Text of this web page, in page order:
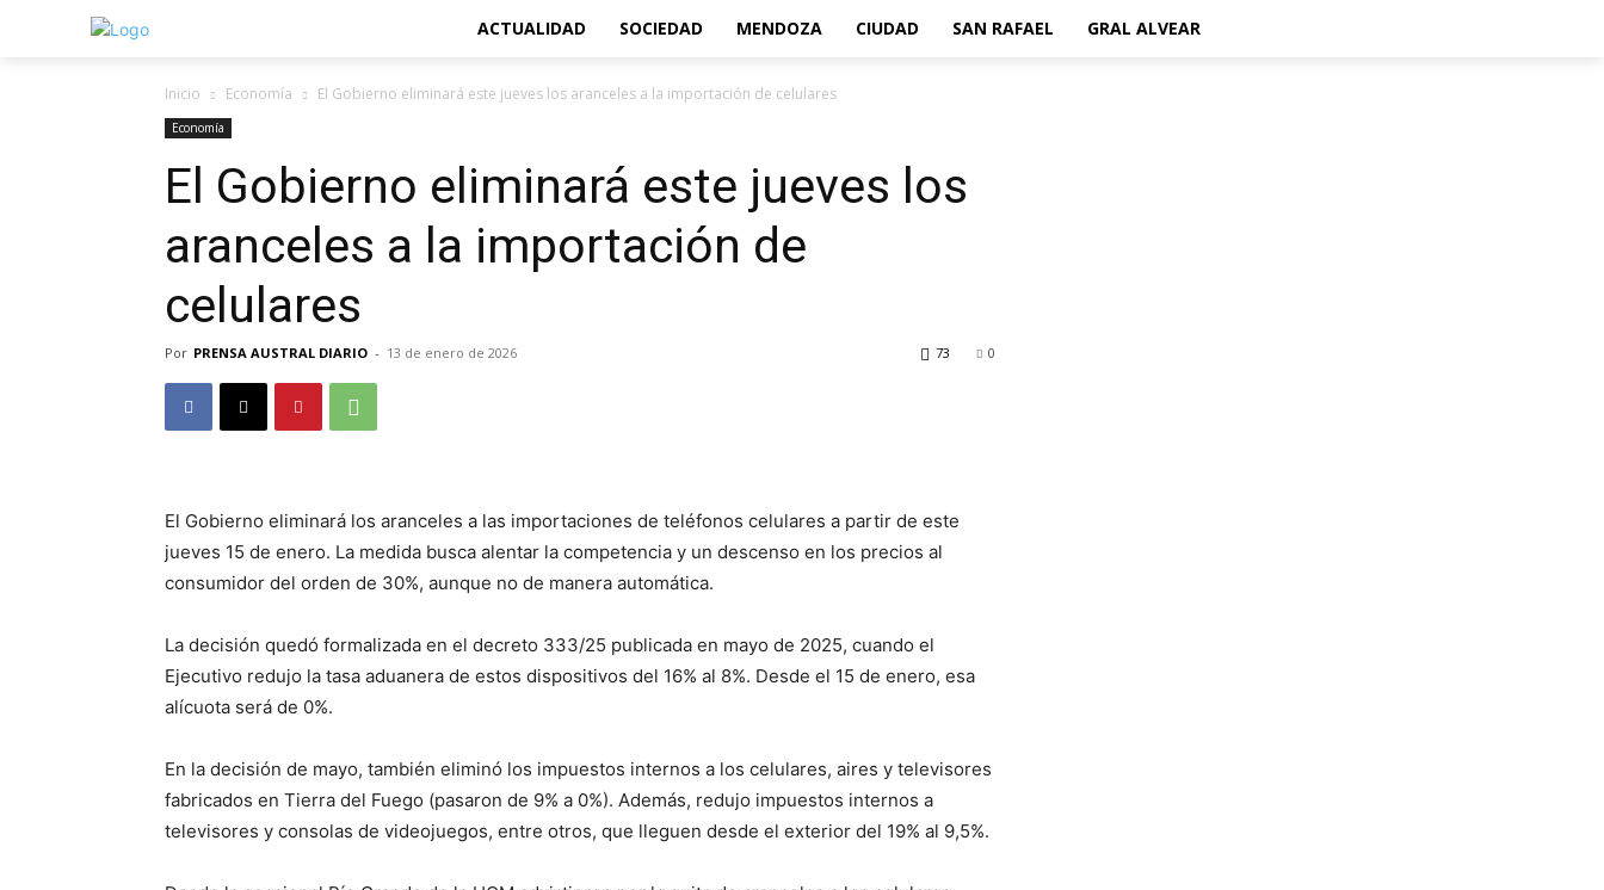
ACTUALIDAD SOCIEDAD MENDOZA CIUDAD SAN RAFAEL GRAL ALVEAR
Inicio Economía El Gobierno eliminará este jueves los aranceles a la importación de celulares
Economía
El Gobierno eliminará este jueves los
aranceles a la importación de
celulares
Por PRENSA AUSTRAL DIARIO - 13 de enero de 2026 0
73
El Gobierno eliminará los aranceles a las importaciones de teléfonos celulares a partir de este
jueves 15 de enero. La medida busca alentar la competencia y un descenso en los precios al
consumidor del orden de 30%, aunque no de manera automática.
La decisión quedó formalizada en el decreto 333/25 publicada en mayo de 2025, cuando el
Ejecutivo redujo la tasa aduanera de estos dispositivos del 16% al 8%. Desde el 15 de enero, esa
alícuota será de 0%.
En la decisión de mayo, también eliminó los impuestos internos a los celulares, aires y televisores
fabricados en Tierra del Fuego (pasaron de 9% a 0%). Además, redujo impuestos internos a
televisores y consolas de videojuegos, entre otros, que lleguen desde el exterior del 19% al 9,5%.